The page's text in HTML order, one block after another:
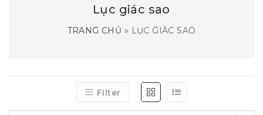
Lục giác sao
TRANG CHỦ » LỤC GIÁC SAO
Filter